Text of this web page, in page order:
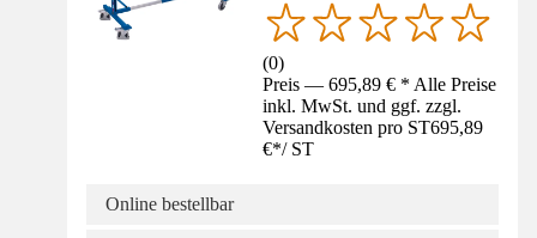
(0)
Preis — 695,89 € * Alle Preise
inkl. MwSt. und ggf. zzgl.
Versandkosten pro ST695,89
€*/ ST
Online bestellbar